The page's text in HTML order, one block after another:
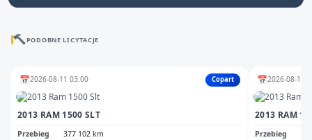
PODOBNE LICYTACJE
📅2026-08-11 03:00 Copart
2013 RAM 1500 SLT
Przebieg
377 102 km
📅2026-08-13
2013 RAM
Przebieg